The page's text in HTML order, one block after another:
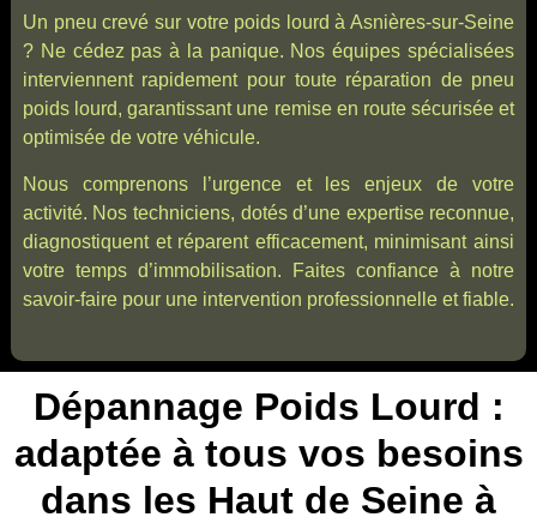
Un pneu crevé sur votre poids lourd à Asnières-sur-Seine
? Ne cédez pas à la panique. Nos équipes spécialisées
interviennent rapidement pour toute réparation de pneu
poids lourd, garantissant une remise en route sécurisée et
optimisée de votre véhicule.
Nous comprenons l’urgence et les enjeux de votre
activité. Nos techniciens, dotés d’une expertise reconnue,
diagnostiquent et réparent efficacement, minimisant ainsi
votre temps d’immobilisation. Faites confiance à notre
savoir-faire pour une intervention professionnelle et fiable.
Dépannage Poids Lourd :
adaptée à tous vos besoins
dans les Haut de Seine à